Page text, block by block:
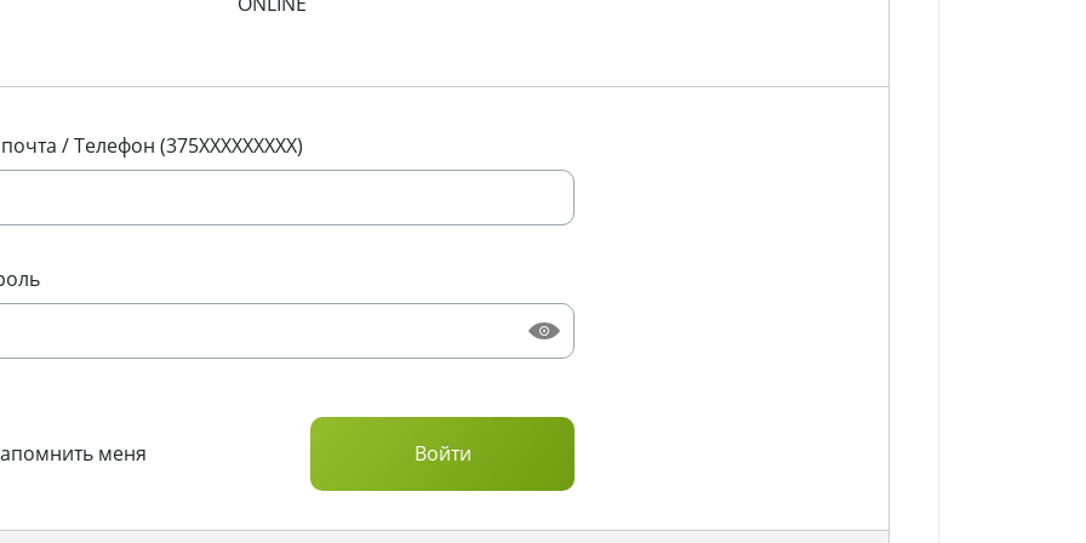
/ Телефон (375XXXXXXXXX)
меня